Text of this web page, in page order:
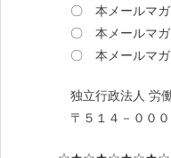
〇 本メールマガ
〇 本メールマガ
〇 本メールマガ
独立行政法人 労
〒５１４－００